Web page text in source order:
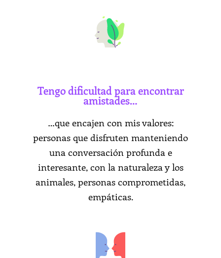
Tengo dificultad para encontrar
amistades…
…que encajen con mis valores:
personas que disfruten manteniendo
una conversación profunda e
interesante, con la naturaleza y los
animales, personas comprometidas,
empáticas.